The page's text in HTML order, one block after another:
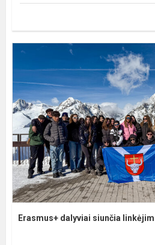
Erasmus+ dalyviai siunčia